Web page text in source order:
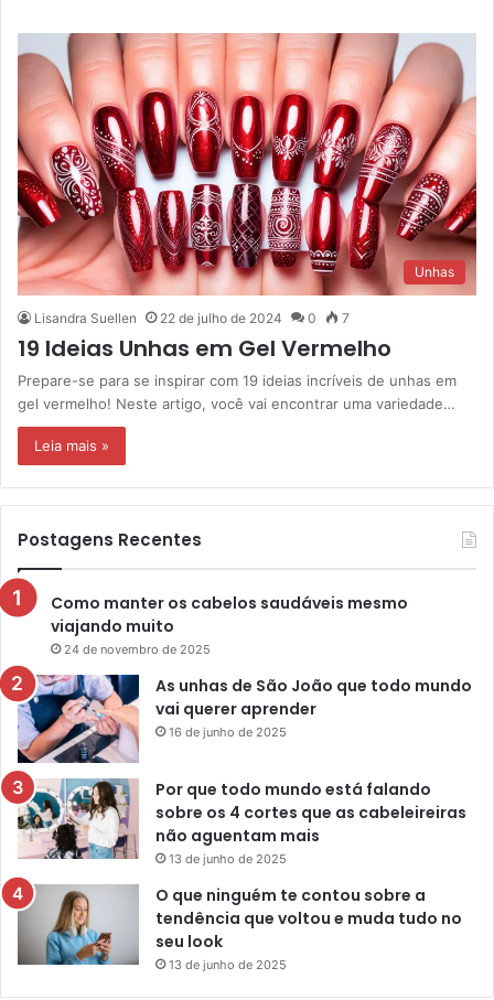
Unhas
Lisandra Suellen 22 de julho de 2024 0 7
19 Ideias Unhas em Gel Vermelho
Prepare-se para se inspirar com 19 ideias incríveis de unhas em
gel vermelho! Neste artigo, você vai encontrar uma variedade…
Leia mais »
Postagens Recentes
Como manter os cabelos saudáveis mesmo
viajando muito
24 de novembro de 2025
As unhas de São João que todo mundo
vai querer aprender
16 de junho de 2025
Por que todo mundo está falando
sobre os 4 cortes que as cabeleireiras
não aguentam mais
13 de junho de 2025
O que ninguém te contou sobre a
tendência que voltou e muda tudo no
seu look
13 de junho de 2025